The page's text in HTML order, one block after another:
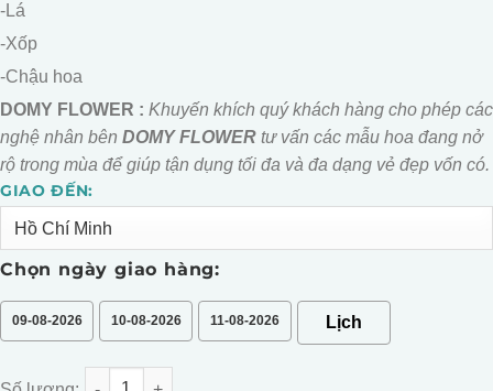
-Lá
-Xốp
-Chậu hoa
DOMY FLOWER : Khuyến khích quý khách hàng cho phép các
nghệ nhân bên DOMY FLOWER tư vấn các mẫu hoa đang nở
rộ trong mùa để giúp tận dụng tối đa và đa dạng vẻ đẹp vốn có.
GIAO ĐẾN:
Chọn ngày giao hàng:
09-08-2026 10-08-2026 11-08-2026
CHẬU HOA LAN LỤA TRƯNG CỬA HÀNG số lượng
Alternative: